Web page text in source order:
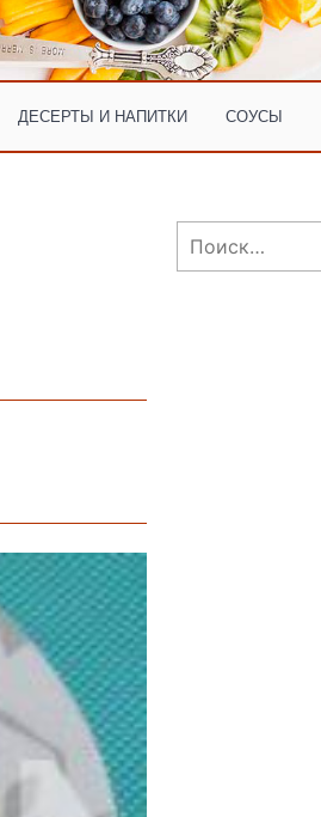
ДЕСЕРТЫ И НАПИТКИ СОУСЫ
Найти: